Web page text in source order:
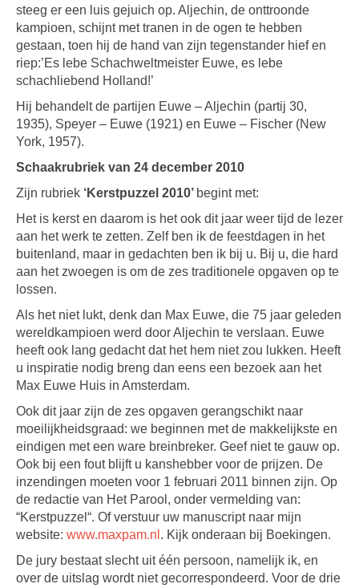
steeg er een luis gejuich op. Aljechin, de onttroonde
kampioen, schijnt met tranen in de ogen te hebben
gestaan, toen hij de hand van zijn tegenstander hief en
riep:’Es lebe Schachweltmeister Euwe, es lebe
schachliebend Holland!’
Hij behandelt de partijen Euwe – Aljechin (partij 30,
1935), Speyer – Euwe (1921) en Euwe – Fischer (New
York, 1957).
Schaakrubriek van 24 december 2010
Zijn rubriek ‘Kerstpuzzel 2010’ begint met:
Het is kerst en daarom is het ook dit jaar weer tijd de lezer
aan het werk te zetten. Zelf ben ik de feestdagen in het
buitenland, maar in gedachten ben ik bij u. Bij u, die hard
aan het zwoegen is om de zes traditionele opgaven op te
lossen.
Als het niet lukt, denk dan Max Euwe, die 75 jaar geleden
wereldkampioen werd door Aljechin te verslaan. Euwe
heeft ook lang gedacht dat het hem niet zou lukken. Heeft
u inspiratie nodig breng dan eens een bezoek aan het
Max Euwe Huis in Amsterdam.
Ook dit jaar zijn de zes opgaven gerangschikt naar
moeilijkheidsgraad: we beginnen met de makkelijkste en
eindigen met een ware breinbreker. Geef niet te gauw op.
Ook bij een fout blijft u kanshebber voor de prijzen. De
inzendingen moeten voor 1 februari 2011 binnen zijn. Op
de redactie van Het Parool, onder vermelding van:
“Kerstpuzzel“. Of verstuur uw manuscript naar mijn
website: www.maxpam.nl . Kijk onderaan bij Boekingen.
De jury bestaat slecht uit één persoon, namelijk ik, en
over de uitslag wordt niet gecorrespondeerd. Voor de drie